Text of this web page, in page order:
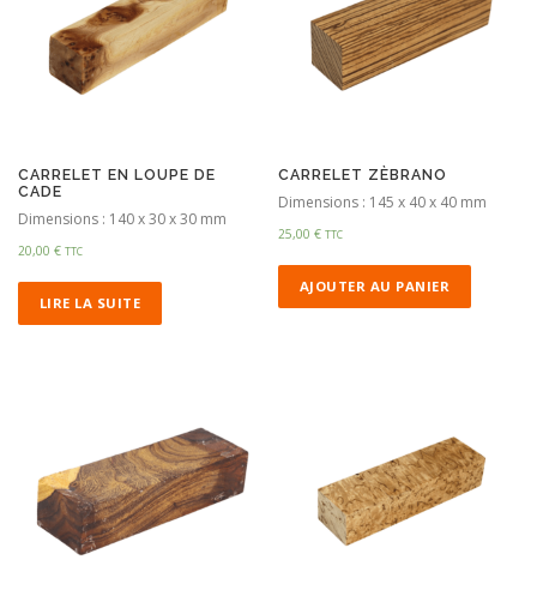
CARRELET EN LOUPE DE
CADE
Dimensions : 140 x 30 x 30 mm
20,00 € TTC
LIRE LA SUITE
CARRELET ZÈBRANO
Dimensions : 145 x 40 x 40 mm
25,00€ TTC
AJOUTER AU PANIER